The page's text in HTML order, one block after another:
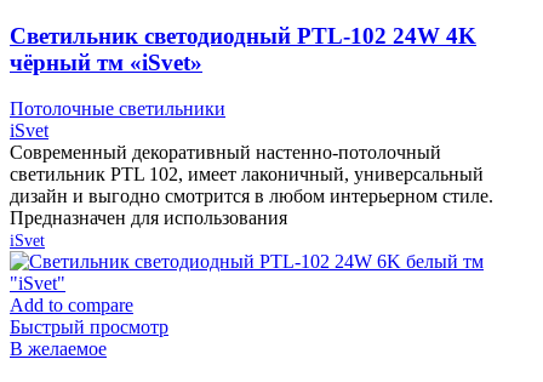
Cветильник светодиодный PTL-102 24W 4K
чёрный тм «iSvet»
Потолочные светильники
iSvet
Современный декоративный настенно-потолочный
светильник PTL 102, имеет лаконичный, универсальный
дизайн и выгодно смотрится в любом интерьерном стиле.
Предназначен для использования
iSvet
Add to compare
Быстрый просмотр
В желаемое